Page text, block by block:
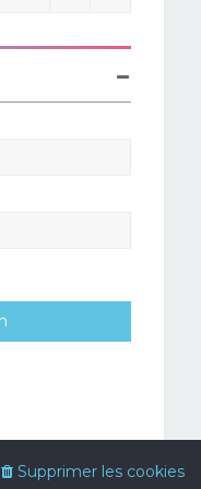
Supprimer les cookies